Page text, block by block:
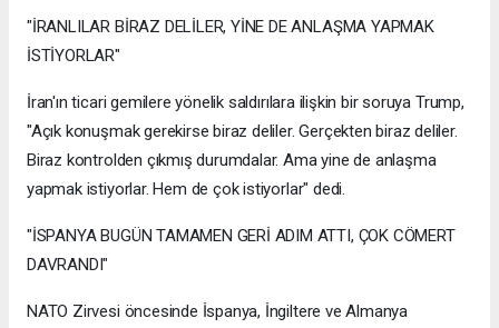
"İRANLILAR BİRAZ DELİLER, YİNE DE ANLAŞMA YAPMAK
İSTİYORLAR"
İran'ın ticari gemilere yönelik saldırılara ilişkin bir soruya Trump,
"Açık konuşmak gerekirse biraz deliler. Gerçekten biraz deliler.
Biraz kontrolden çıkmış durumdalar. Ama yine de anlaşma
yapmak istiyorlar. Hem de çok istiyorlar" dedi.
"İSPANYA BUGÜN TAMAMEN GERİ ADIM ATTI, ÇOK CÖMERT
DAVRANDI"
NATO Zirvesi öncesinde İspanya, İngiltere ve Almanya